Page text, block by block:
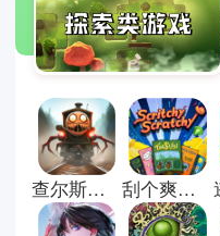
查尔斯小火车游戏手机版 刮个爽游戏正式版